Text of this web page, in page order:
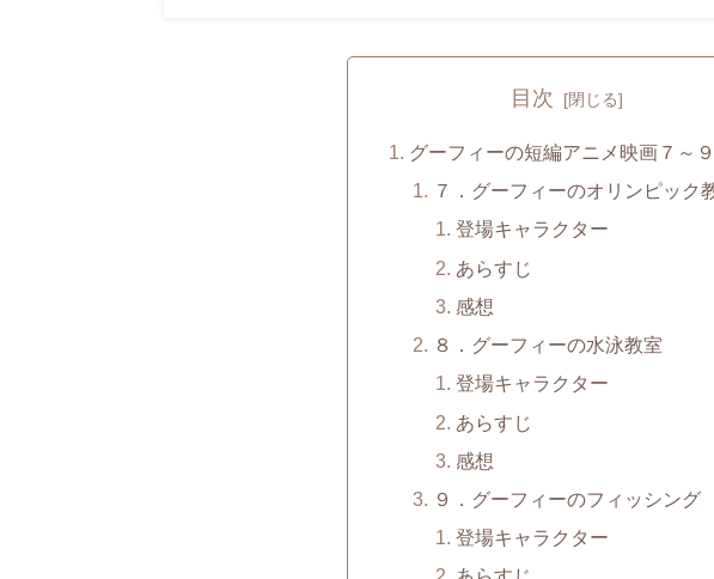
目次
グーフィーの短編アニメ映画７～９
７．グーフィーのオリンピック
登場キャラクター
あらすじ
感想
８．グーフィーの水泳教室
登場キャラクター
あらすじ
感想
９．グーフィーのフィッシング
登場キャラクター